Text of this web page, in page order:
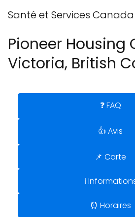
Santé et Services Canada
Pioneer Housing
Victoria, British
❓ FAQ
👍 Avis
📌 Carte
ℹ️
⏰ Horaires